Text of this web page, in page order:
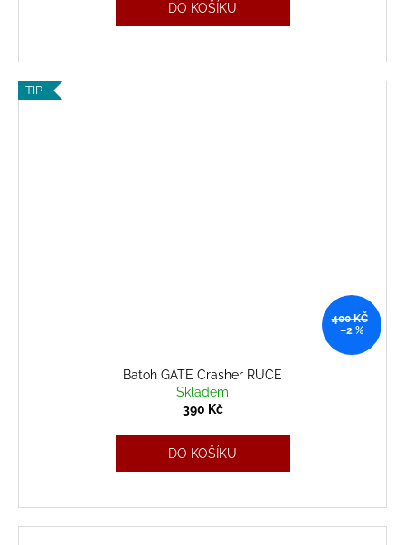
DO KOŠÍKU
TIP
400 KČ
–2 %
Batoh GATE Crasher RUCE
Skladem
390 Kč
DO KOŠÍKU